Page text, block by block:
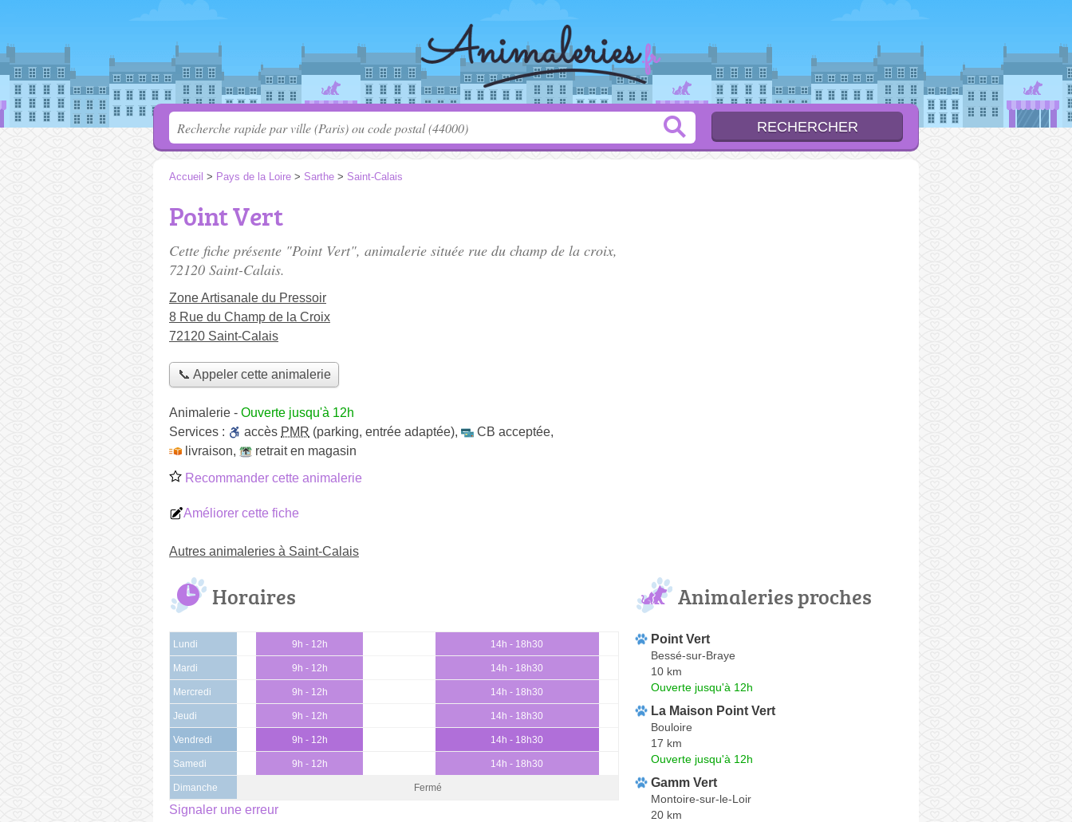
Accueil > Pays de la Loire > Sarthe > Saint-Calais
Point Vert
Cette fiche présente "Point Vert", animalerie située rue du champ de la croix,
72120 Saint-Calais.
Zone Artisanale du Pressoir
8 Rue du Champ de la Croix
72120 Saint-Calais
📞 Appeler cette animalerie
Animalerie - Ouverte jusqu'à 12h
Services :
accès PMR (parking, entrée adaptée), CB acceptée,
livraison,
retrait en magasin
Recommander cette animalerie
Améliorer cette fiche
Autres animaleries à Saint-Calais
Horaires
Lundi 9h - 12h 14h - 18h30
Mardi 9h - 12h 14h - 18h30
Mercredi 9h - 12h 14h - 18h30
Jeudi 9h - 12h 14h - 18h30
Vendredi 9h - 12h 14h - 18h30
Samedi 9h - 12h 14h - 18h30
Dimanche Fermé
Signaler une erreur
Animaleries proches
Point Vert
Bessé-sur-Braye
10 km
Ouverte jusqu'à 12h
La Maison Point Vert
Bouloire
17 km
Ouverte jusqu'à 12h
Gamm Vert
Montoire-sur-le-Loir
20 km